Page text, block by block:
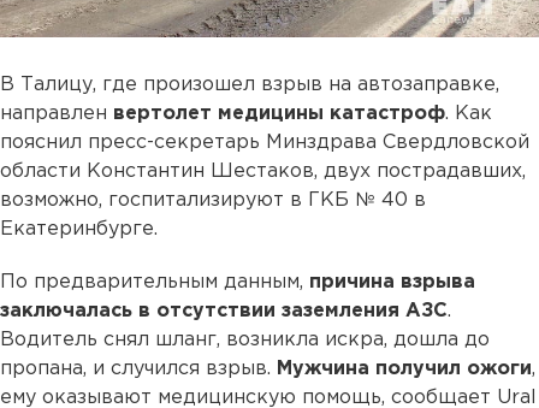
В Талицу, где произошел взрыв на автозаправке,
направлен вертолет медицины катастроф. Как
пояснил пресс-секретарь Минздрава Свердловской
области Константин Шестаков, двух пострадавших,
возможно, госпитализируют в ГКБ № 40 в
Екатеринбурге.
По предварительным данным, причина взрыва
заключалась в отсутствии заземления АЗС.
Водитель снял шланг, возникла искра, дошла до
пропана, и случился взрыв. Мужчина получил ожоги,
ему оказывают медицинскую помощь, сообщает Ural